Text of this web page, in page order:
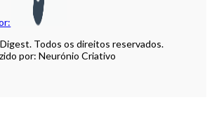
Todos os direitos reservados.
por: Neurónio Criativo